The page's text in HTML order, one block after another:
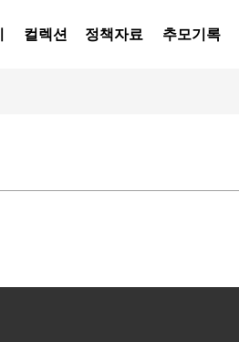
컬렉션 정책자료 추모기록